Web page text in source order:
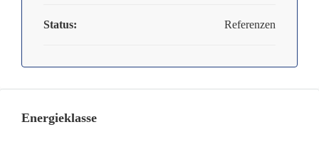
Status: Referenzen
Energieklasse